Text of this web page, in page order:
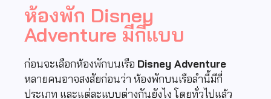
ห้องพัก Disney
Adventure มีกี่แบบ
ก่อนจะเลือกห้องพักบนเรือ Disney Adventure
หลายคนอาจสงสัยก่อนว่า ห้องพักบนเรือลำนี้มีกี่
ประเภท และแต่ละแบบต่างกันยังไง โดยทั่วไปแล้ว